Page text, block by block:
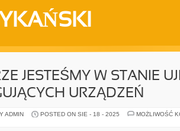
JESTEŚMY W STANIE
URZĄDZEŃ
ADMIN POSTED ON SIE - 18 - 2025
MOŻLIWOŚĆ